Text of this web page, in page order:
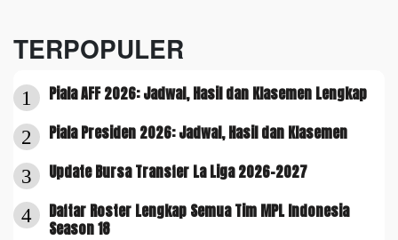
TERPOPULER
1 Piala AFF 2026: Jadwal, Hasil dan Klasemen Lengkap
2 Piala Presiden 2026: Jadwal, Hasil dan Klasemen
3 Update Bursa Transfer La Liga 2026-2027
4
Daftar Roster Lengkap Semua Tim MPL Indonesia
Season 18